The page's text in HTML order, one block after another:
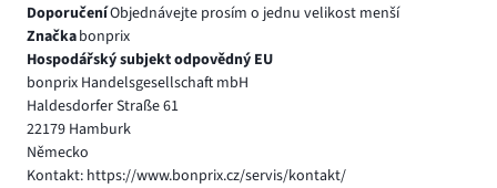
DoporučeníObjednávejte prosím o jednu velikost menší
Značkabonprix
Hospodářský subjekt odpovědný EU
bonprix Handelsgesellschaft mbH
Haldesdorfer Straße 61
22179 Hamburk
Německo
Kontakt: https://www.bonprix.cz/servis/kontakt/